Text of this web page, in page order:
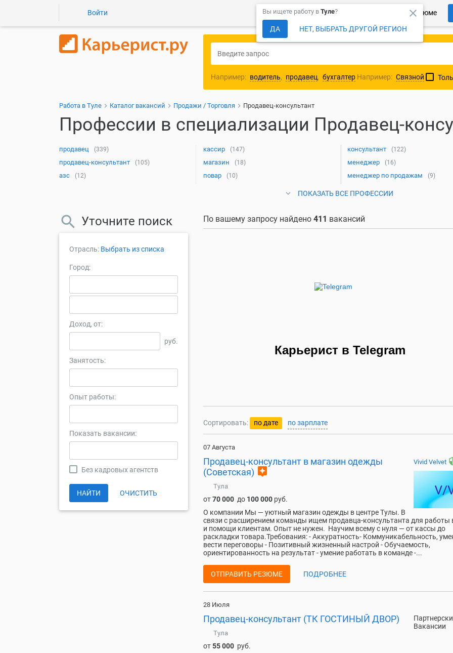
Войти Более 150 000 компаний ждут Ваше резюме
close
Вы ищете работу в Туле?
ДА НЕТ, ВЫБРАТЬ ДРУГОЙ РЕГИОН
Например: водитель, продавец, бухгалтер Например: Связной
Работа в Туле Каталог вакансий Продажи / Торговля Продавец-консультант
Профессии в специализации Продавец-
продавец (339) кассир (147) консультант (122)
продавец-консультант (105) магазин (18) менеджер (16)
азс (12) повар (10) менеджер по продажам (9)
ПОКАЗАТЬ ВСЕ ПРОФЕССИИ
По вашему запросу найдено 411 вакансий
Карьерист в Telegram
Сортировать: по дате по зарплате
07 Августа
Vivid Velvet
Продавец-консультант в магазин одежды
(Советская) assistant
Тула
от70 000 до 100 000 руб.
О компании Мы — уютный магазин одежды в центре Тулы. В
связи с расширением команды ищем продавца-консультанта для работы
и помощи клиентам. Опыт не нужен. Научим всему с нуля — от кассы до
раскладки товара.Требования: - Аккуратность- Коммуникабельность,
вести переговоры - Позитивный жизненный настрой - Обучаемость,
ориентированность на результат - умение работать в команде -...
ОТПРАВИТЬ РЕЗЮМЕ ПОДРОБНЕЕ
28 Июля
Вакансии
Продавец-консультант (ТК ГОСТИНЫЙ ДВОР)
Тула
от55 000 руб.
Уточните поиск
Отрасль: Выбрать из списка
Город:
Доход, от:
руб.
Занятость:
Опыт работы:
Показать вакансии:
Без кадровых агентств
НАЙТИ ОЧИСТИТЬ